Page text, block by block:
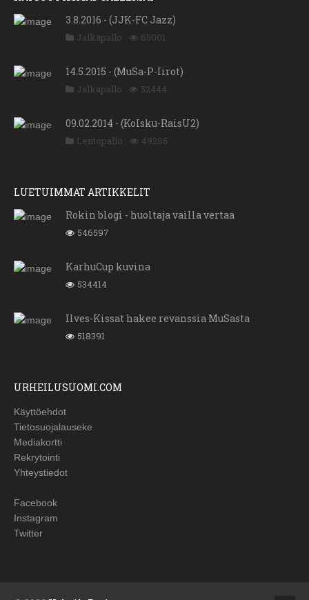
3.8.2016 - (JJK-FC Jazz)
Jalkapallo 65001
14.5.2015 - (MuSa-P-Iirot)
Jalkapallo 52444
09.02.2014 - (KoIsku-RaisU2)
Lentopallo 49285
LUETUIMMAT ARTIKKELIT
Rokin blogi - huoltaja vailla vertaa
546597
KarhuCup kuvina
534414
Ilves-Kissat hakee revanssia MuSasta
518391
URHEILUSUOMI.COM
Käyttöehdot
Tietosuojalauseke
Mediakortti
Rekrytointi
Yhteystiedot
Facebook
Instagram
Twitter